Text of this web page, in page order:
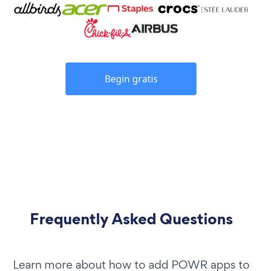
Begin gratis
Frequently Asked Questions
Learn more about how to add POWR apps to